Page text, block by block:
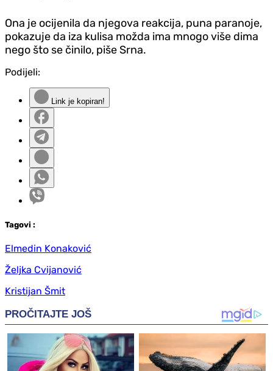
Ona je ocijenila da njegova reakcija, puna paranoje,
pokazuje da iza kulisa možda ima mnogo više dima
nego što se činilo, piše Srna.
Podijeli:
Link je kopiran!
Tagovi :
Elmedin Konaković
Željka Cvijanović
Kristijan Šmit